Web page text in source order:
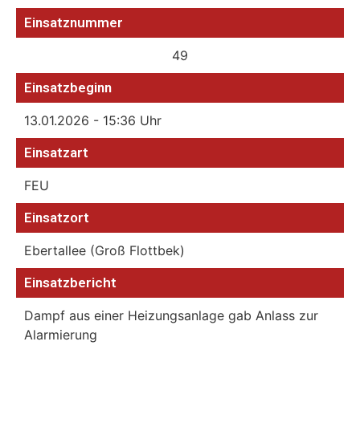
Einsatznummer
49
Einsatzbeginn
13.01.2026 - 15:36 Uhr
Einsatzart
FEU
Einsatzort
Ebertallee (Groß Flottbek)
Einsatzbericht
Dampf aus einer Heizungsanlage gab Anlass zur
Alarmierung